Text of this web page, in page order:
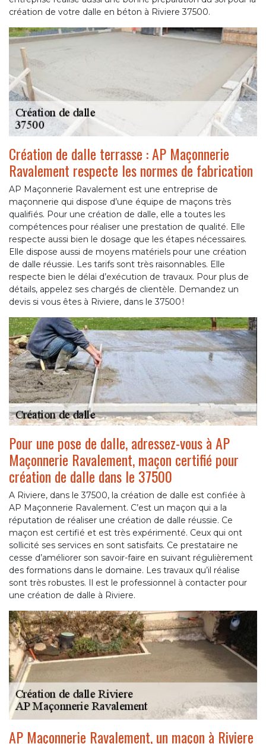
création de votre dalle en béton à Riviere 37500.
Création de dalle terrasse : AP Maçonnerie
Ravalement respecte les normes de fabrication
AP Maçonnerie Ravalement est une entreprise de
maçonnerie qui dispose d’une équipe de maçons très
qualifiés. Pour une création de dalle, elle a toutes les
compétences pour réaliser une prestation de qualité. Elle
respecte aussi bien le dosage que les étapes nécessaires.
Elle dispose aussi de moyens matériels pour une création
de dalle réussie. Les tarifs sont très raisonnables. Elle
respecte bien le délai d’exécution de travaux. Pour plus de
détails, appelez ses chargés de clientèle. Demandez un
devis si vous êtes à Riviere, dans le 37500 !
Pour une pose de dalle, adressez-vous à AP
Maçonnerie Ravalement, maçon certifié pour
création de dalle dans le 37500
A Riviere, dans le 37500, la création de dalle est confiée à
AP Maçonnerie Ravalement. C’est un maçon qui a la
réputation de réaliser une création de dalle réussie. Ce
maçon est certifié et est très expérimenté. Ceux qui ont
sollicité ses services en sont satisfaits. Ce prestataire ne
cesse d’améliorer son savoir-faire en suivant régulièrement
des formations dans le domaine. Les travaux qu’il réalise
sont très robustes. Il est le professionnel à contacter pour
une création de dalle à Riviere.
AP Maçonnerie Ravalement, un maçon à Riviere